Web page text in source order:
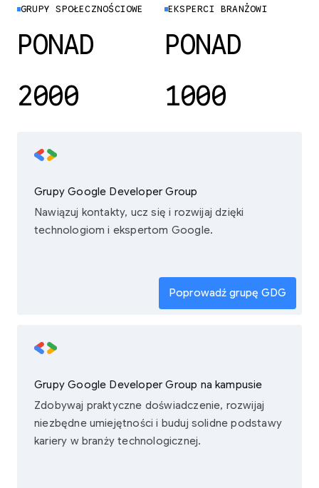
GRUPY SPOŁECZNOŚCIOWE
PONAD
2000
EKSPERCI BRANŻOWI
PONAD
1000
Grupy Google Developer Group
Nawiązuj kontakty, ucz się i rozwijaj dzięki
technologiom i ekspertom Google.
Poprowadź grupę GDG
Grupy Google Developer Group na kampusie
Zdobywaj praktyczne doświadczenie, rozwijaj
niezbędne umiejętności i buduj solidne podstawy
kariery w branży technologicznej.